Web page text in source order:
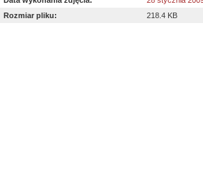
Rozmiar pliku:
218.4 KB